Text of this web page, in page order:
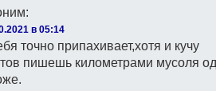
:
в 05:14
точно припахивает,хотя и кучу
пишешь километрами мусоля